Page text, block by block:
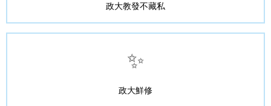
政大教發不藏私
✨
政大鮮修